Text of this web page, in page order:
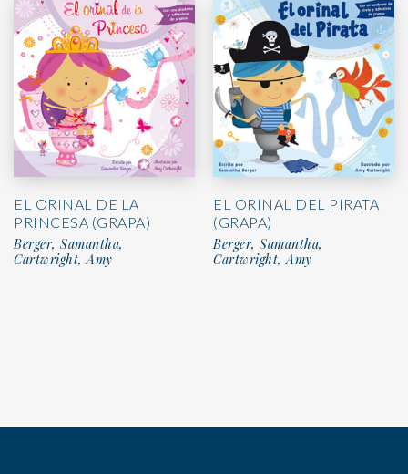
EL ORINAL DE LA
PRINCESA (GRAPA)
Berger, Samantha,
Cartwright, Amy
EL ORINAL DEL PIRATA
(GRAPA)
Berger, Samantha,
Cartwright, Amy